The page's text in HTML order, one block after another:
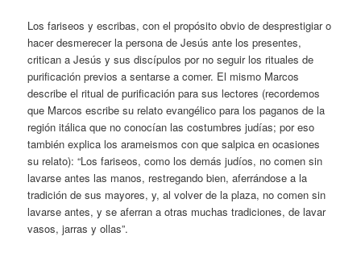
Los fariseos y escribas, con el propósito obvio de desprestigiar o
hacer desmerecer la persona de Jesús ante los presentes,
critican a Jesús y sus discípulos por no seguir los rituales de
purificación previos a sentarse a comer. El mismo Marcos
describe el ritual de purificación para sus lectores (recordemos
que Marcos escribe su relato evangélico para los paganos de la
región itálica que no conocían las costumbres judías; por eso
también explica los arameismos con que salpica en ocasiones
su relato): “Los fariseos, como los demás judíos, no comen sin
lavarse antes las manos, restregando bien, aferrándose a la
tradición de sus mayores, y, al volver de la plaza, no comen sin
lavarse antes, y se aferran a otras muchas tradiciones, de lavar
vasos, jarras y ollas”.